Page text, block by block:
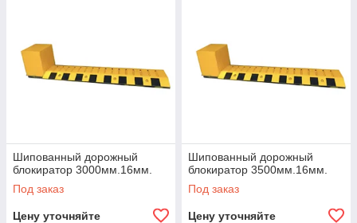
Шипованный дорожный
блокиратор 3000мм.16мм.
Под заказ
Цену уточняйте
Шипованный дорожный
блокиратор 3500мм.16мм.
Под заказ
Цену уточняйте